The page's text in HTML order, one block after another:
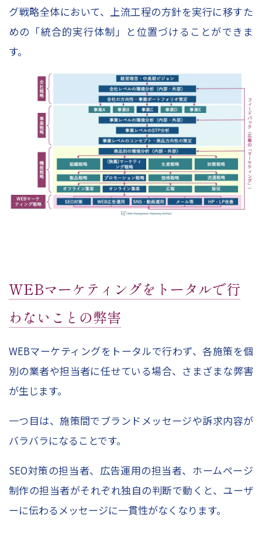
グ戦略全体において、上流工程の方針を実行に移すた
めの「統合的実行体制」と位置づけることができま
す。
WEBマーケティングをトータルで行
わないことの弊害
WEBマーケティングをトータルで行わず、各施策を個
別の業者や担当者に任せている場合、さまざまな弊害
が生じます。
一つ目は、施策間でブランドメッセージや訴求内容が
バラバラになることです。
SEO対策の担当者、広告運用の担当者、ホームページ
制作の担当者がそれぞれ独自の判断で動くと、ユーザ
ーに伝わるメッセージに一貫性がなくなります。